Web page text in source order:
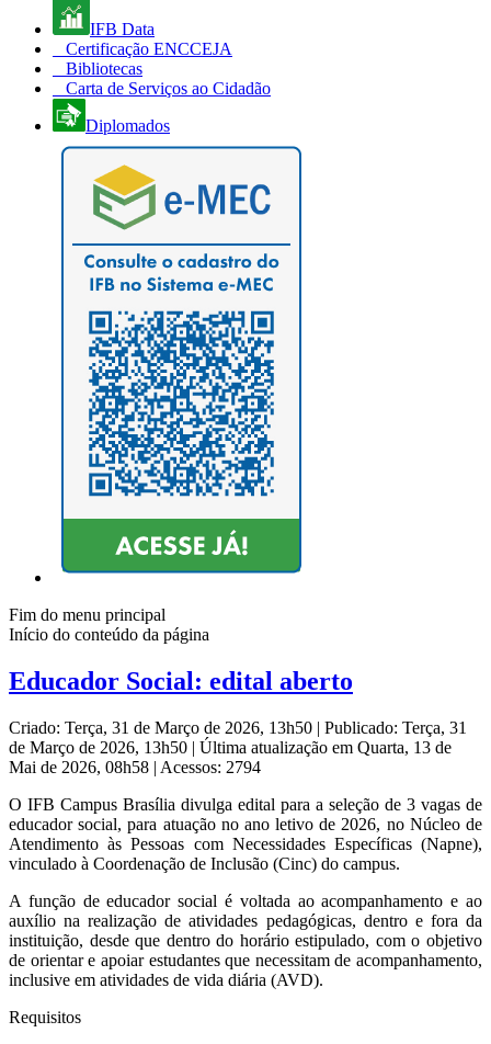
IFB Data
Certificação ENCCEJA
Bibliotecas
Carta de Serviços ao Cidadão
Diplomados
Fim do menu principal
Início do conteúdo da página
Educador Social: edital aberto
Criado: Terça, 31 de Março de 2026, 13h50 | Publicado: Terça, 31
de Março de 2026, 13h50 | Última atualização em Quarta, 13 de
Mai de 2026, 08h58 | Acessos: 2794
O IFB Campus Brasília divulga edital para a seleção de 3 vagas de
educador social, para atuação no ano letivo de 2026, no Núcleo de
Atendimento às Pessoas com Necessidades Específicas (Napne),
vinculado à Coordenação de Inclusão (Cinc) do campus.
A função de educador social é voltada ao acompanhamento e ao
auxílio na realização de atividades pedagógicas, dentro e fora da
instituição, desde que dentro do horário estipulado, com o objetivo
de orientar e apoiar estudantes que necessitam de acompanhamento,
inclusive em atividades de vida diária (AVD).
Requisitos